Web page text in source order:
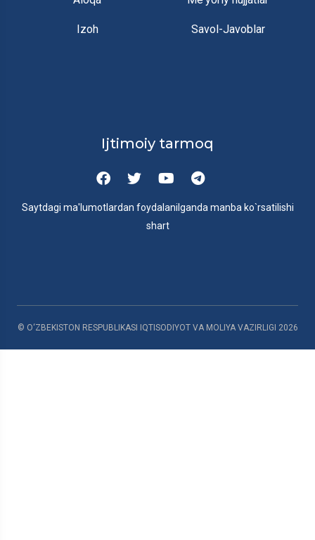
Izoh Savol-Javoblar
Ijtimoiy tarmoq
Saytdagi ma'lumotlardan foydalanilganda manba ko`rsatilishi
shart
© O‘ZBEKISTON RESPUBLIKASI IQTISODIYOT VA MOLIYA VAZIRLIGI 2026